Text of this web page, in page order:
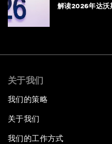
解读2026年达沃
关于我们
我们的策略
关于我们
我们的工作方式